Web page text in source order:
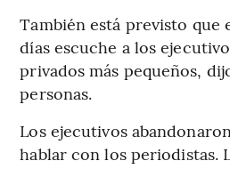
También está previsto que
días escuche a los
privados más pequeños,
personas.
Los ejecutivos
hablar con los periodistas.